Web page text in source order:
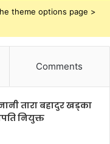
theme options page >
Comments
तारा बहादुर खड्का
नियुक्त